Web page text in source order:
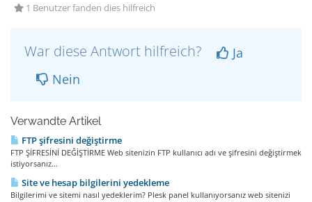
1 Benutzer fanden dies hilfreich
War diese Antwort hilfreich?
Ja
Nein
Verwandte Artikel
FTP şifresini değiştirme
FTP ŞİFRESİNİ DEĞİŞTİRME Web sitenizin FTP kullanıcı adı ve şifresini değiştirmek
istiyorsanız...
Site ve hesap bilgilerini yedekleme
Bilgilerimi ve sitemi nasıl yedeklerim? Plesk panel kullanıyorsanız web sitenizi